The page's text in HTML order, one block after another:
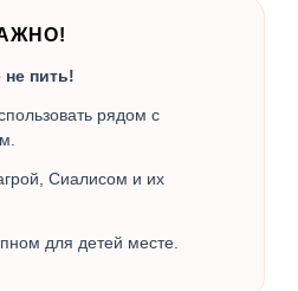
не пить!
рядом с
Сиалисом и их
для детей месте.